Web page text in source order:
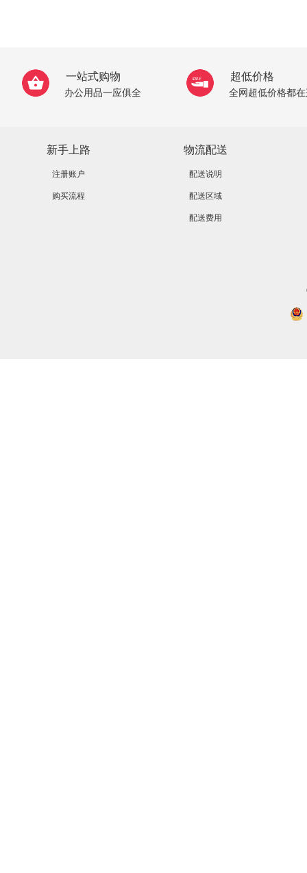
一站式购物
办公用品一应俱全
超低价格
全网超低价格都
新手上路
注册账户
购买流程
物流配送
配送说明
配送区域
配送费用